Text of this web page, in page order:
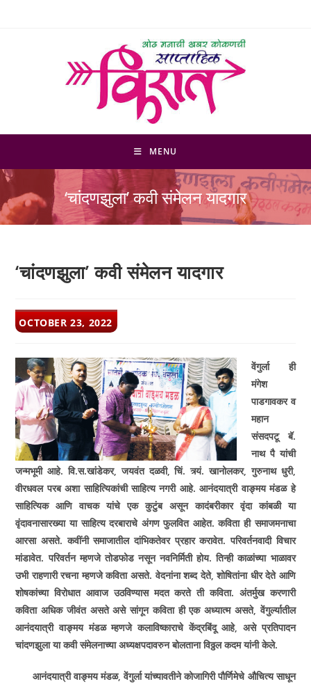
MENU
‘चांदणझुला’ कवी संमेलन यादगार
‘चांदणझुला’ कवी संमेलन यादगार
POST
PUBLISHED:
OCTOBER 23, 2022
वेंगुर्ला ही
मंगेश
पाडगावकर व
महान
संसदपटू बॅ.
नाथ पै यांची
जन्मभूमी आहे. वि.स.खांडेकर, जयवंत दळवी, चिं. त्र्यं. खानोलकर, गुरुनाथ धुरी,
वीरधवल परब अशा साहित्यिकांची साहित्य नगरी आहे. आनंदयात्री वाङ्मय मंडळ हे
साहित्यिक आणि वाचक यांचे एक कुटुंब असून कादंबरीकार वृंदा कांबळी या
वृंदावनासारख्या या साहित्य दरबाराचे अंगण फुलवित आहेत. कविता ही समाजमनाचा
आरसा असते. कवींनी समाजातील दांभिकतेवर प्रहार करावेत. परिवर्तनवादी विचार
मांडावेत. परिवर्तन म्हणजे तोडफोड नसून नवनिर्मिती होय. तिन्ही काळांच्या भाळावर
उभी राहणारी रचना म्हणजे कविता असते. वेदनांना शब्द देते, शोषितांना धीर देते आणि
शोषकांच्या विरोधात आवाज उठविण्यास मदत करते ती कविता. अंतर्मुख करणारी
कविता अधिक जीवंत असते असे सांगून कविता ही एक अध्यात्म असते, वेंगुर्ल्यातील
आनंदयात्री वाङ्मय मंडळ म्हणजे कलाविष्काराचे केंद्रबिंदू आहे, असे प्रतिपादन
चांदणझुला या कवी संमेलनाच्या अध्यक्षपदावरुन बोलताना विठ्ठल कदम यांनी केले.
आनंदयात्री वाङ्मय मंडळ, वेंगुर्ला यांच्यावतीने कोजागिरी पौर्णिमेचे औचित्य साधून